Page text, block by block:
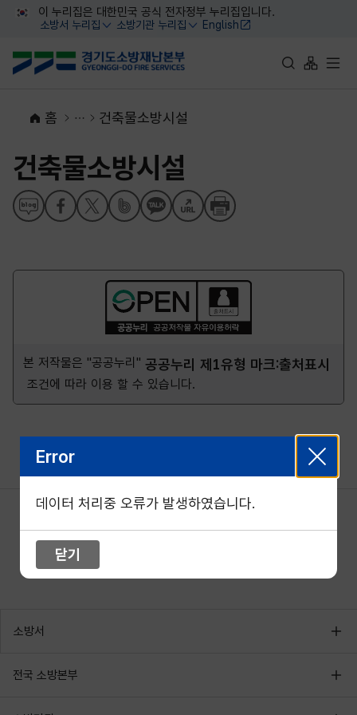
대메뉴 바로가기
본문 바로가기
이 누리집은 대한민국 공식 전자정부 누리집입니다.
소방서 누리집
열기
소방기관 누리집
열기
English
통합검색 바로가
사이트맵
전체
홈 건축물소방시설
건축물소방시설
본 저작물은 "공공누리" 공공누리 제1유형 마크:출처표시
조건에 따라 이용 할 수 있습니다.
소방서
전국 소방본부
Error
데이터 처리중 오류가 발생하였습니다.
닫기